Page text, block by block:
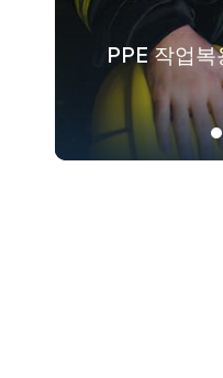
PPE 작업
패션 아웃
겉옷을 위한
산업 전반에